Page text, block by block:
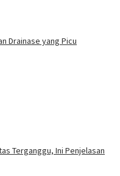
Drainase yang Picu
Terganggu, Ini Penjelasan